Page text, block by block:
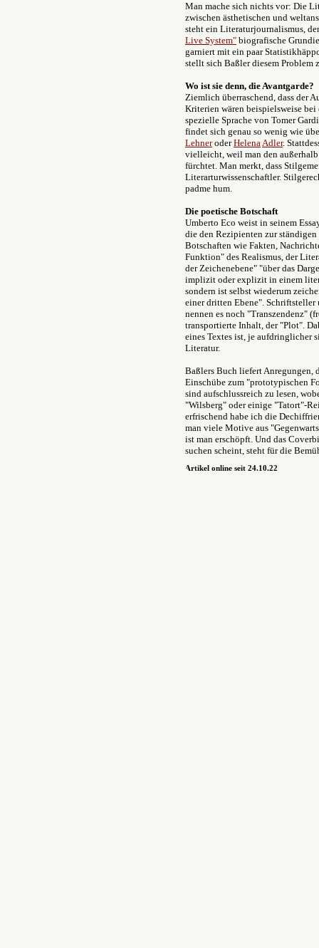
Man mache sich nichts vor: Die
zwischen ästhetischen und
steht ein Literaturjournalismus,
Live System" biografische
garniert mit ein paar
stellt sich Baßler diesem Problem
Wo ist sie denn, die Avantgarde?
Ziemlich überraschend, dass der
Kriterien wären beispielsweise bei
spezielle Sprache von Tomer
findet sich genau so wenig wie
LehneroderHelenaAdler.
vielleicht, weil man den
fürchtet. Man merkt, dass
Literarturwissenschaftler.
padme hum.
Die poetische Botschaft
Umberto Eco weist in seinem
die den Rezipienten zur
Botschaften wie Fakten,
Funktion" des Realismus, der
der Zeichenebene" "über das
implizit oder explizit in einem
sondern ist selbst wiederum
einer dritten Ebene". Schriftsteller
nennen es noch "Transzendenz"
transportierte Inhalt, der "Plot".
eines Textes ist, je aufdringlicher
Literatur.
Baßlers Buch liefert Anregungen,
Einschübe zum "prototypischen
sind aufschlussreich zu lesen,
"Wilsberg" oder einige "Tatort"-
erfrischend habe ich die
man viele Motive aus
ist man erschöpft. Und das
suchen scheint, steht für die
Artikel online seit 24.10.22